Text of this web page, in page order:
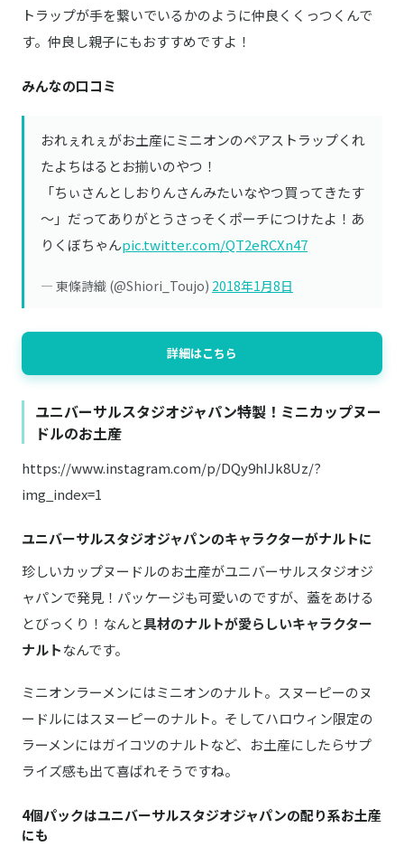
トラップが手を繋いでいるかのように仲良くくっつくんで
す。仲良し親子にもおすすめですよ！
みんなの口コミ
おれぇれぇがお土産にミニオンのペアストラップくれ
たよちはるとお揃いのやつ！
「ちぃさんとしおりんさんみたいなやつ買ってきたす
～」だってありがとうさっそくポーチにつけたよ！あ
りくぼちゃんpic.twitter.com/QT2eRCXn47
— 東條詩織 (@Shiori_Toujo) 2018年1月8日
詳細はこちら
ユニバーサルスタジオジャパン特製！ミニカップヌー
ドルのお土産
https://www.instagram.com/p/DQy9hIJk8Uz/?
img_index=1
ユニバーサルスタジオジャパンのキャラクターがナルトに
珍しいカップヌードルのお土産がユニバーサルスタジオジ
ャパンで発見！パッケージも可愛いのですが、蓋をあける
とびっくり！なんと具材のナルトが愛らしいキャラクター
ナルトなんです。
ミニオンラーメンにはミニオンのナルト。スヌーピーのヌ
ードルにはスヌーピーのナルト。そしてハロウィン限定の
ラーメンにはガイコツのナルトなど、お土産にしたらサプ
ライズ感も出て喜ばれそうですね。
4個パックはユニバーサルスタジオジャパンの配り系お土産
にも